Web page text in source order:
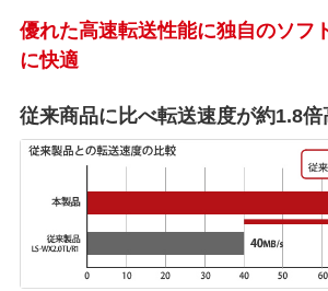
優れた高速転送性能に独自のソフ
に快適
従来商品に比べ転送速度が約1.8倍